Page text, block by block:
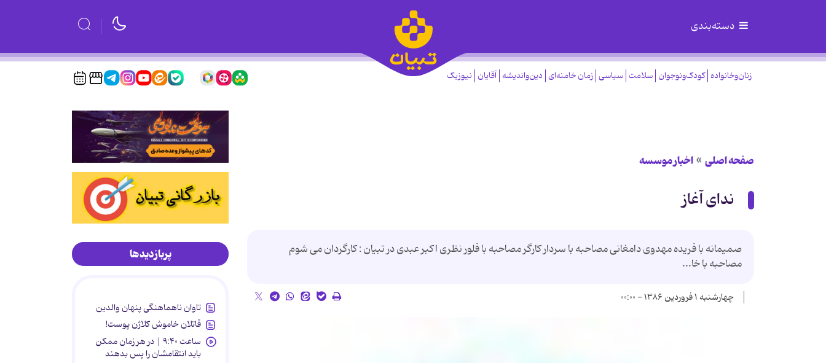
دسته‌بندی
زنان‌وخانواده کودک‌ونوجوان سلامت سیاسی زمان خامنه‌ای دین‌واندیشه آقایان نیوزیک
صفحه اصلی اخبار موسسه
ندای آغاز
صمیمانه با فریده مهدوی دامغانی مصاحبه با سردار کارگر مصاحبه با فلور نظری اکبر عبدی در تبیان : کارگردان می شوم
مصاحبه با خا...
چهارشنبه ۱ فروردین ۱۳۸۶ - ۰۰:۰۰
پربازدیدها
تاوان ناهماهنگی پنهان والدین
قاتلان خاموش کلاژن پوست!
ساعت ۹:۴۰ | در هر زمان ممکن
باید انتقامشان را پس بدهند